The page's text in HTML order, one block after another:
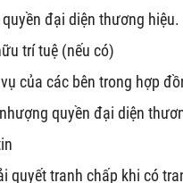
đại diện thương hiệu.
trí tuệ (nếu có)
của các bên trong hợp
quyền đại diện
quyết tranh chấp khi có